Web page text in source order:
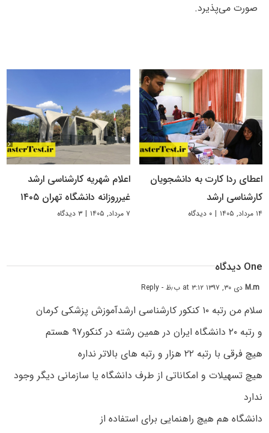
صورت می‌پذیرد.
اعطای ردا کارت به دانشجویان
کارشناسی ارشد
۱۴ مرداد, ۱۴۰۵ | ۰ دیدگاه
اعلام شهریه کارشناسی ارشد
غیرروزانه دانشگاه تهران ۱۴۰۵
۷ مرداد, ۱۴۰۵ | ۳ دیدگاه
One دیدگاه
M.mدی ۳۰, ۱۳۹۷ at ۳:۱۲ ب٫ظ - Reply
سلام من رتبه ۱۰ کنکور کارشناسی ارشدآموزش پزشکی کرمان
و رتبه ۲۰ دانشگاه ایران در همین رشته در کنکور۹۷ هستم
هیچ فرقی با رتبه ۲۲ هزار و رتبه های بالاتر نداره
هیچ تسهیلات و امکاناتی از طرف دانشگاه یا سازمانی دیگر وجود
ندارد
دانشگاه هم هیچ راهنمایی برای استفاده از